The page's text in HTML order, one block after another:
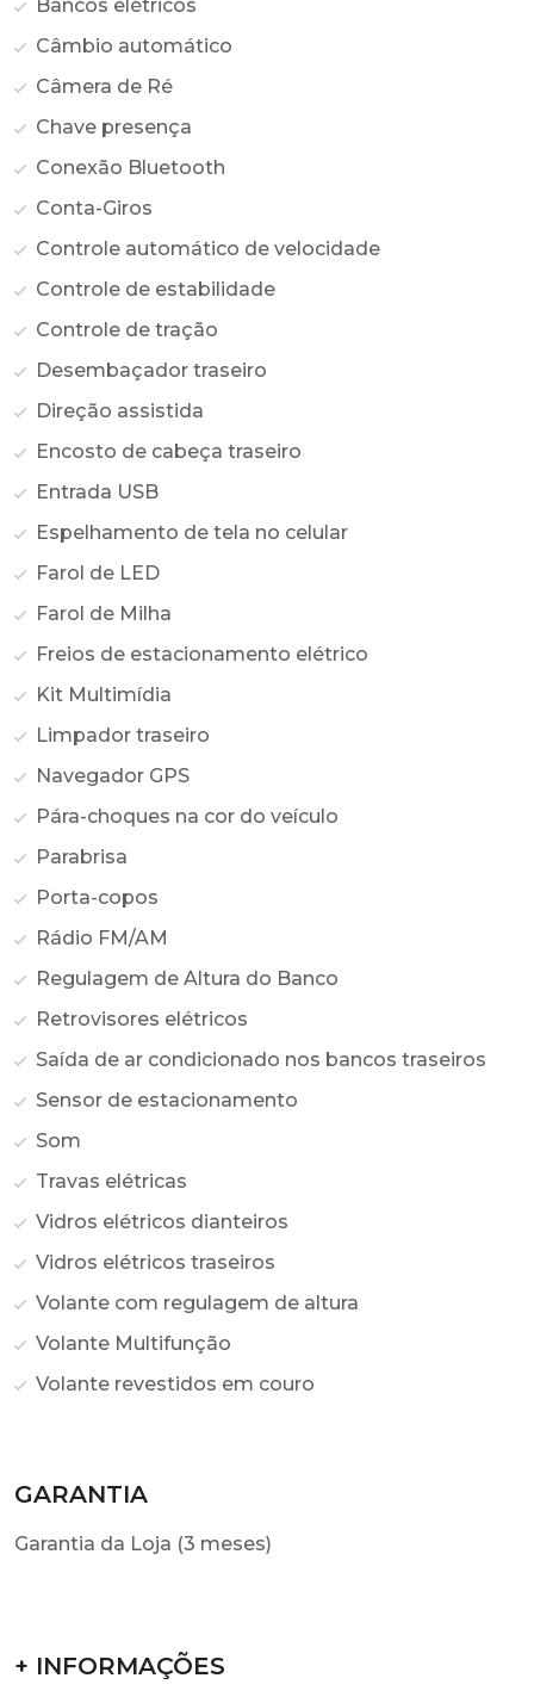
Bancos elétricos
Câmbio automático
Câmera de Ré
Chave presença
Conexão Bluetooth
Conta-Giros
Controle automático de velocidade
Controle de estabilidade
Controle de tração
Desembaçador traseiro
Direção assistida
Encosto de cabeça traseiro
Entrada USB
Espelhamento de tela no celular
Farol de LED
Farol de Milha
Freios de estacionamento elétrico
Kit Multimídia
Limpador traseiro
Navegador GPS
Pára-choques na cor do veículo
Parabrisa
Porta-copos
Rádio FM/AM
Regulagem de Altura do Banco
Retrovisores elétricos
Saída de ar condicionado nos bancos traseiros
Sensor de estacionamento
Som
Travas elétricas
Vidros elétricos dianteiros
Vidros elétricos traseiros
Volante com regulagem de altura
Volante Multifunção
Volante revestidos em couro
GARANTIA
Garantia da Loja (3 meses)
+ INFORMAÇÕES